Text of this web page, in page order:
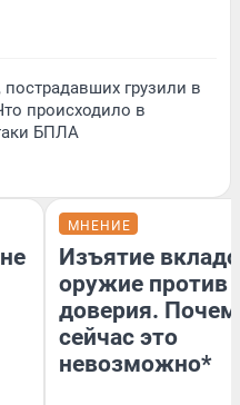
грузили в
происходило в
БПЛА
МНЕНИЕ
Изъятие
оружие против
доверия.
сейчас это
невозможно*